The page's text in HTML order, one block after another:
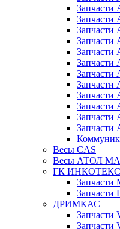
Весы CAS
Весы АТОЛ
ГК ИНКОТЕКС
Запчасти
ДРИМКАС
Запчасти
Запчасти